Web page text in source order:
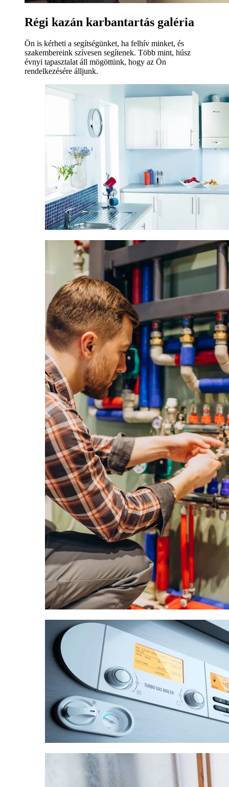
Régi kazán karbantartás galéria
Ön is kérheti a segítségünket, ha felhív minket, és
szakembereink szívesen segítenek. Több mint, húsz
évnyi tapasztalat áll mögöttünk, hogy az Ön
rendelkezésére álljunk.